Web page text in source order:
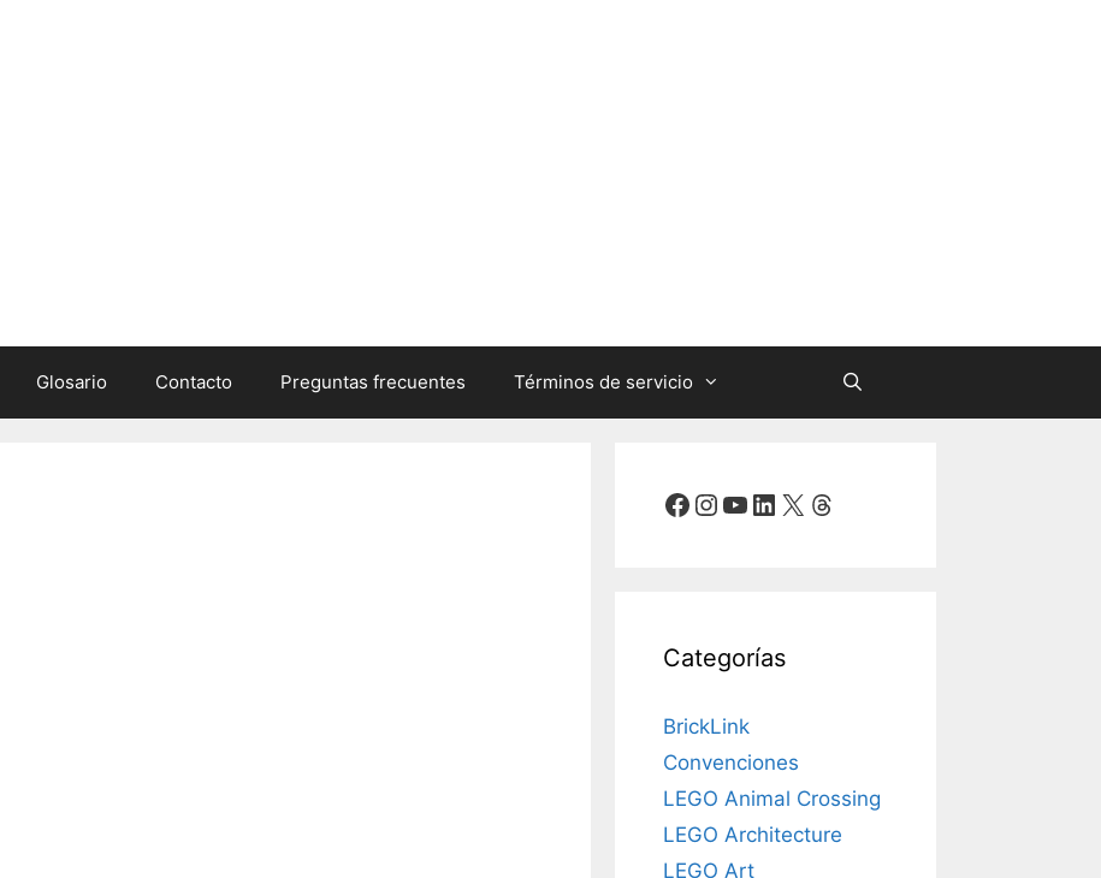
Glosario Contacto Preguntas frecuentes Términos de servicio
Facebook
Instagram
YouTube
LinkedIn
X Threads
Categorías
BrickLink
Convenciones
LEGO Animal Crossing
LEGO Architecture
LEGO Art